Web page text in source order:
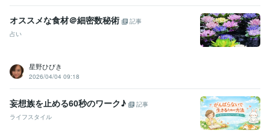
■ココナラ【レギュラーランク】に昇格 ■求人
情報誌「フロムエー」読者モデル ■関西テレビ、深夜討論番組レギュ
ラー出演
■雑誌「ぴあ」読者モ
■【男性心理】男が必要
性のわがままを喜ぶのか?
どんな時?
■【男性心理】なぜ、男は最初の情熱が消え、急に冷めだ
すのか？ ■【男性心理】なぜ、男の嫉妬心は根が深くて厄介なの
か？ ■【男性心理】なぜ、男は親しくなると赤ちゃん言葉を使うの
■【男性心理】男の浮気心は、どういう時に芽生えるのか? ■
オススメな食材＠細密数秘術
記事
占い
星野ひびき
2026/04/04 09:18
妄想族を止める60秒のワーク♪
記事
ライフスタイル